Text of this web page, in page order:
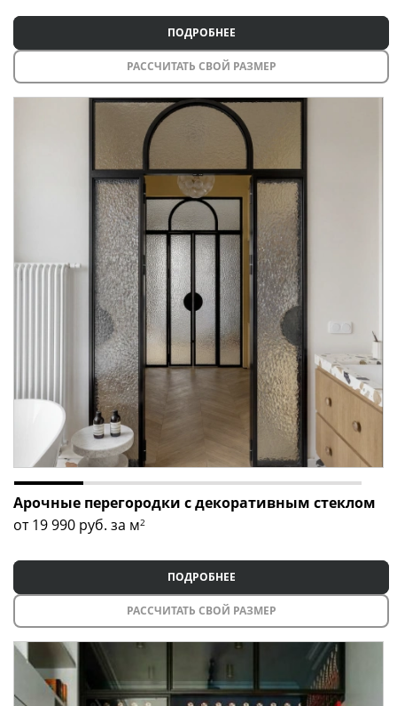
ПОДРОБНЕЕ
РАССЧИТАТЬ СВОЙ РАЗМЕР
Арочные перегородки с декоративным стеклом
от 19 990 руб. за м2
ПОДРОБНЕЕ
РАССЧИТАТЬ СВОЙ РАЗМЕР